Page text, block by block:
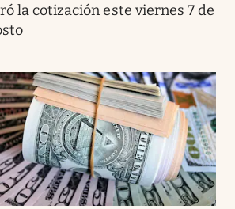
la cotización este viernes 7 de